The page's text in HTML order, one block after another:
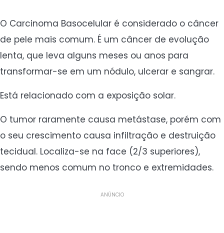
O Carcinoma Basocelular é considerado o câncer
de pele mais comum. É um câncer de evolução
lenta, que leva alguns meses ou anos para
transformar-se em um nódulo, ulcerar e sangrar.
Está relacionado com a exposição solar.
O tumor raramente causa metástase, porém com
o seu crescimento causa infiltração e destruição
tecidual. Localiza-se na face (2/3 superiores),
sendo menos comum no tronco e extremidades.
ANÚNCIO